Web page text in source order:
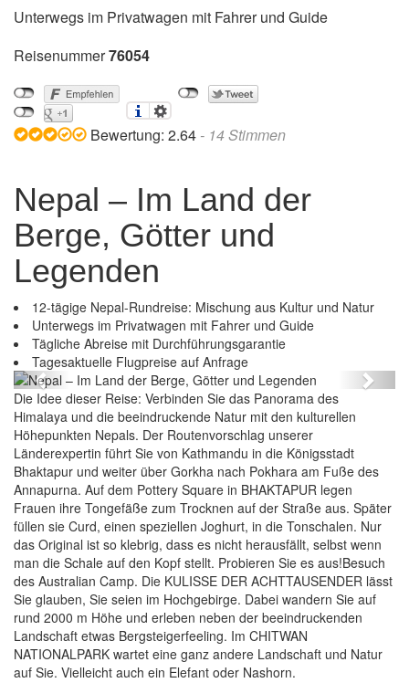
Unterwegs im Privatwagen mit Fahrer und Guide
Reisenummer76054
Bewertung: 2.64 - 14Stimmen
Nepal – Im Land der
Berge, Götter und
Legenden
12-tägige Nepal-Rundreise: Mischung aus Kultur und Natur
Unterwegs im Privatwagen mit Fahrer und Guide
Tägliche Abreise mit Durchführungsgarantie
Tagesaktuelle Flugpreise auf Anfrage
Nepal – Im Land der Berge, Götter und Legenden
Previous Next
Die Idee dieser Reise: Verbinden Sie das Panorama des
Himalaya und die beeindruckende Natur mit den kulturellen
Höhepunkten Nepals. Der Routenvorschlag unserer
Länderexpertin führt Sie von Kathmandu in die Königsstadt
Bhaktapur und weiter über Gorkha nach Pokhara am Fuße des
Annapurna. Auf dem Pottery Square in BHAKTAPUR legen
Frauen ihre Tongefäße zum Trocknen auf der Straße aus. Später
füllen sie Curd, einen speziellen Joghurt, in die Tonschalen. Nur
das Original ist so klebrig, dass es nicht herausfällt, selbst wenn
man die Schale auf den Kopf stellt. Probieren Sie es aus!Besuch
des Australian Camp. Die KULISSE DER ACHTTAUSENDER lässt
Sie glauben, Sie seien im Hochgebirge. Dabei wandern Sie auf
rund 2000 m Höhe und erleben neben der beeindruckenden
Landschaft etwas Bergsteigerfeeling. Im CHITWAN
NATIONALPARK wartet eine ganz andere Landschaft und Natur
auf Sie. Vielleicht auch ein Elefant oder Nashorn.